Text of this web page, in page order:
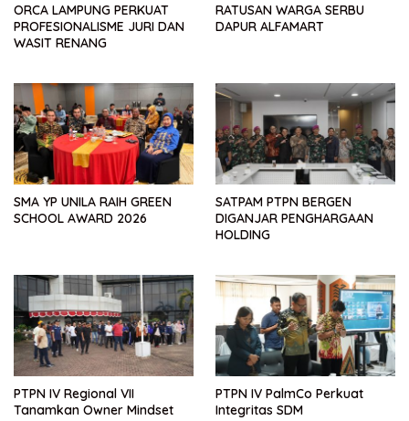
ORCA LAMPUNG PERKUAT
PROFESIONALISME JURI DAN
WASIT RENANG
RATUSAN WARGA SERBU
DAPUR ALFAMART
SMA YP UNILA RAIH GREEN
SCHOOL AWARD 2026
SATPAM PTPN BERGEN
DIGANJAR PENGHARGAAN
HOLDING
PTPN IV Regional VII
Tanamkan Owner Mindset
PTPN IV PalmCo Perkuat
Integritas SDM